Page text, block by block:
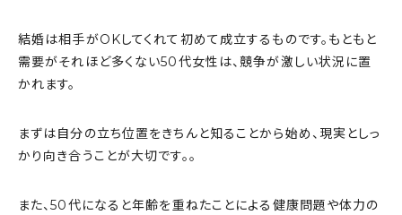
結婚は相手がOKしてくれて初めて成立するものです。もともと
需要がそれほど多くない50代女性は、競争が激しい状況に置
かれます。
まずは自分の立ち位置をきちんと知ることから始め、現実としっ
かり向き合うことが大切です。。
また、50代になると年齢を重ねたことによる健康問題や体力の